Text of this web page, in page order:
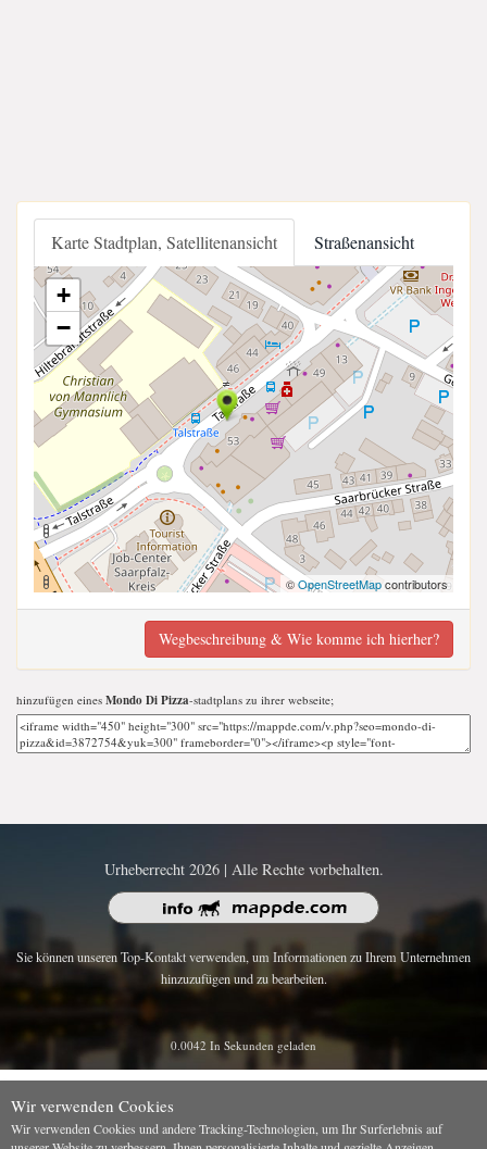
Karte Stadtplan, Satellitenansicht Straßenansicht
+
−
©OpenStreetMapcontributors
Wegbeschreibung & Wie komme ich hierher?
hinzufügen eines Mondo Di Pizza-stadtplans zu ihrer webseite;
Urheberrecht 2026 | Alle Rechte vorbehalten.
Sie können unseren Top-Kontakt verwenden, um Informationen zu Ihrem Unternehmen
hinzuzufügen und zu bearbeiten.
0.0042 In Sekunden geladen
Wir verwenden Cookies
Wir verwenden Cookies und andere Tracking-Technologien, um Ihr Surferlebnis auf